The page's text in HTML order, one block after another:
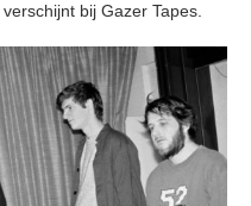
bij Gazer Tapes.